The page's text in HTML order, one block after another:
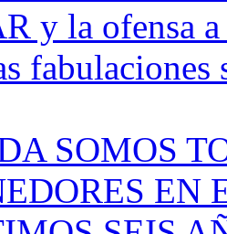
y la ofensa a
fabulaciones
SOMOS
EN